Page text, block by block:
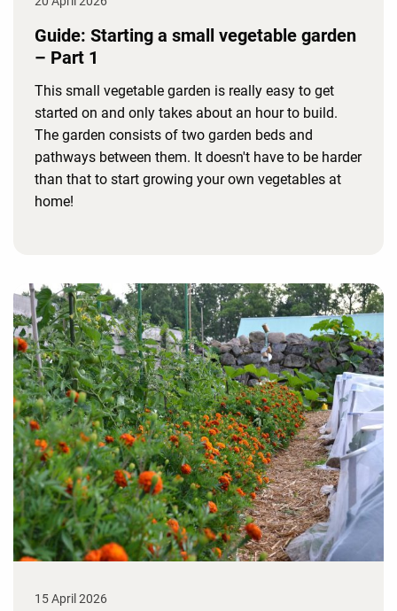
Guide: Starting a small vegetable garden
– Part 1
This small vegetable garden is really easy to get
started on and only takes about an hour to build.
The garden consists of two garden beds and
pathways between them. It doesn't have to be harder
than that to start growing your own vegetables at
home!
15 April 2026